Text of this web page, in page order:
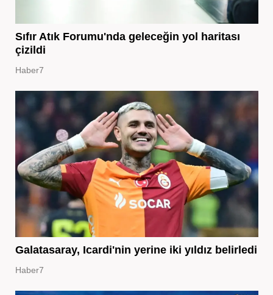
Sıfır Atık Forumu'nda geleceğin yol haritası
çizildi
Haber7
Galatasaray, Icardi'nin yerine iki yıldız belirledi
Haber7